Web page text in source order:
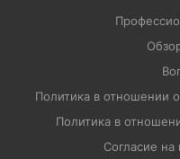
Политика в отношении
Политика в
Согласие